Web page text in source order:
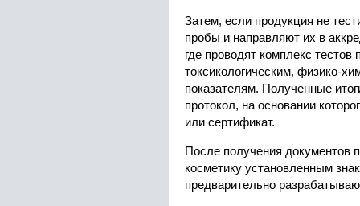
Затем, если продукция не
пробы и направляют их в
где проводят комплекс тестов
токсикологическим, физико-
показателям. Полученные
протокол, на основании
или сертификат.
После получения документов
косметику установленным
предварительно